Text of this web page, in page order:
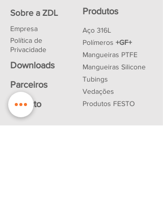
Sobre a ZDL
Empresa
Política de
Privacidade
Downloads
Parceiros
Contato
Produtos
Aço 316L
Polímeros +GF+
Mangueiras PTFE
Mangueiras Silicone
Tubings
Vedações
Produtos FESTO